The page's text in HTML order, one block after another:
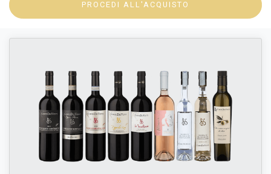
PROCEDI ALL'ACQUISTO